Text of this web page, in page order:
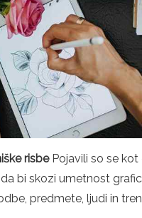
risbePojavili so se
bi skozi umetnost
predmete, ljudi in